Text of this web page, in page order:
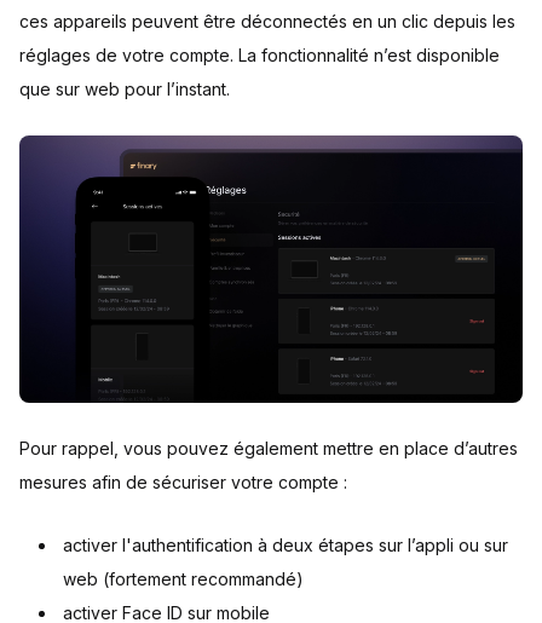
ces appareils peuvent être déconnectés en un clic depuis les
réglages de votre compte. La fonctionnalité n’est disponible
que sur web pour l’instant.
Pour rappel, vous pouvez également mettre en place d’autres
mesures afin de sécuriser votre compte :
activer l'authentification à deux étapes sur l’appli ou sur
web (fortement recommandé)
activer Face ID sur mobile